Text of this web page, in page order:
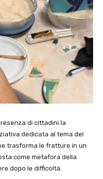
di cittadini la
dedicata al tema del
trasforma le fratture in un
come metafora della
dopo le difficoltà.